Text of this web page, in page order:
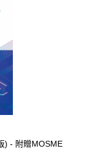
) - 附贈MOSME